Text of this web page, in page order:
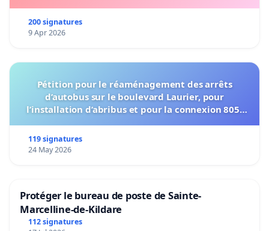
200 signatures
9 Apr 2026
Pétition pour le réaménagement des arrêts
d’autobus sur le boulevard Laurier, pour
l’installation d’abribus et pour la connexion 805-
119 signatures
24 May 2026
Protéger le bureau de poste de Sainte-
Marcelline-de-Kildare
112 signatures